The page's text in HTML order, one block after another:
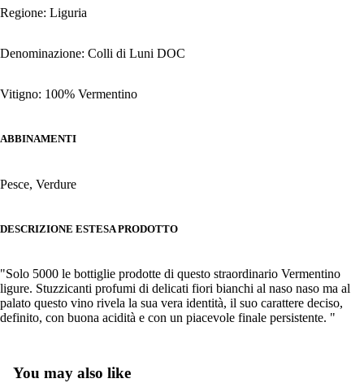
Regione: Liguria
Denominazione: Colli di Luni DOC
Vitigno: 100% Vermentino
ABBINAMENTI
Pesce, Verdure
DESCRIZIONE ESTESA PRODOTTO
"Solo 5000 le bottiglie prodotte di questo straordinario Vermentino
ligure. Stuzzicanti profumi di delicati fiori bianchi al naso naso ma al
palato questo vino rivela la sua vera identità, il suo carattere deciso,
definito, con buona acidità e con un piacevole finale persistente. "
You may also like